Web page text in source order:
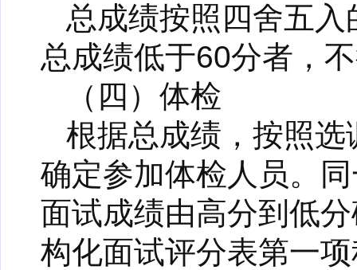
总成绩按照四舍五
总成绩低于60分者，
（四）体检
根据总成绩，按照
确定参加体检人员。
面试成绩由高分到低
构化面试评分表第一